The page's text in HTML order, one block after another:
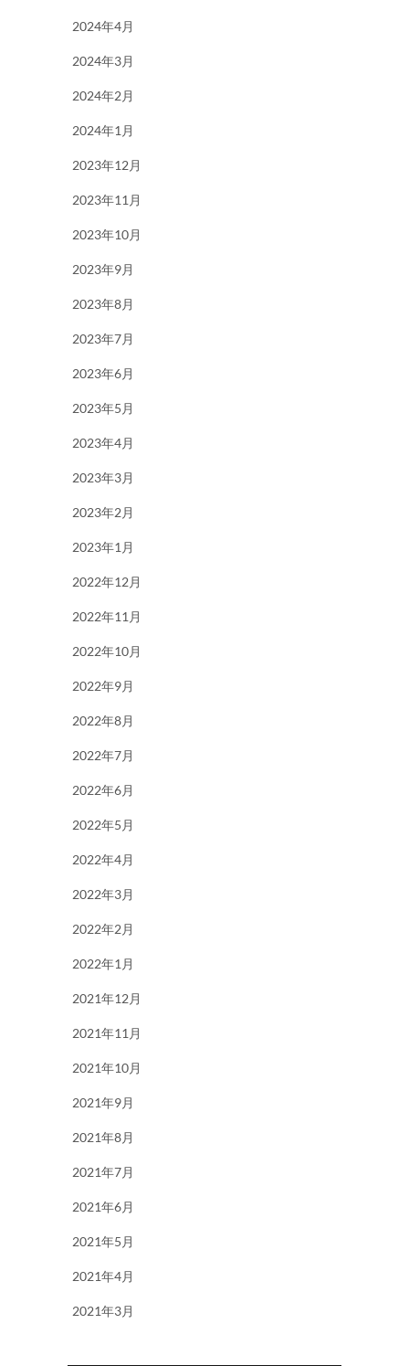
2024年4月
2024年3月
2024年2月
2024年1月
2023年12月
2023年11月
2023年10月
2023年9月
2023年8月
2023年7月
2023年6月
2023年5月
2023年4月
2023年3月
2023年2月
2023年1月
2022年12月
2022年11月
2022年10月
2022年9月
2022年8月
2022年7月
2022年6月
2022年5月
2022年4月
2022年3月
2022年2月
2022年1月
2021年12月
2021年11月
2021年10月
2021年9月
2021年8月
2021年7月
2021年6月
2021年5月
2021年4月
2021年3月